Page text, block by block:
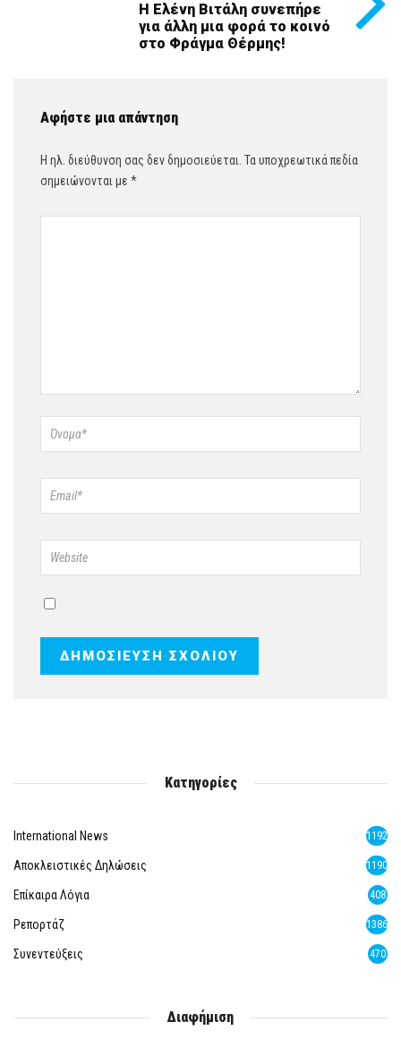
Η Ελένη Βιτάλη συνεπήρε
για άλλη μια φορά το κοινό
στο Φράγμα Θέρμης!
Αφήστε μια απάντηση
Η ηλ. διεύθυνση σας δεν δημοσιεύεται. Τα υποχρεωτικά πεδία
σημειώνονται με *
Κατηγορίες
International News 1192
Αποκλειστικές Δηλώσεις 1190
Επίκαιρα Λόγια 408
Ρεπορτάζ 1386
Συνεντεύξεις 470
Διαφήμιση